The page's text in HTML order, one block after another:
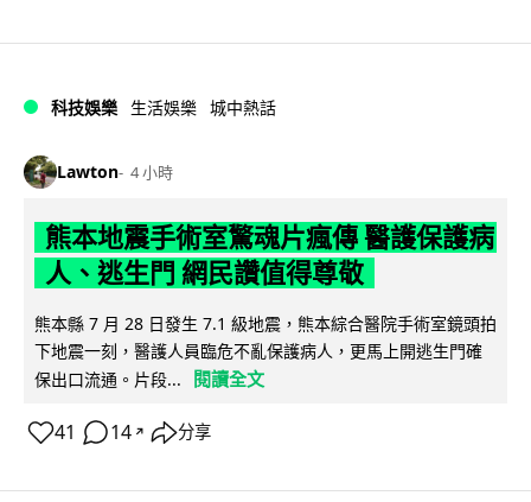
科技娛樂 生活娛樂 城中熱話
Lawton 4 小時
熊本地震手術室驚魂片瘋傳 醫護保護病
人、逃生門 網民讚值得尊敬
熊本縣 7 月 28 日發生 7.1 級地震，熊本綜合醫院手術室鏡頭拍
下地震一刻，醫護人員臨危不亂保護病人，更馬上開逃生門確
保出口流通。片段...
閱讀全文
41 14 ↗ 分享